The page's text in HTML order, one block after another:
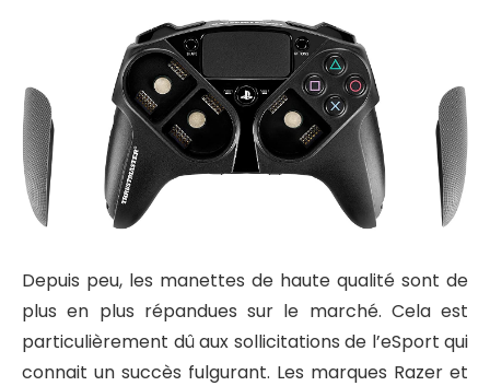
Depuis peu, les manettes de haute qualité sont de
plus en plus répandues sur le marché. Cela est
particulièrement dû aux sollicitations de l’eSport qui
connait un succès fulgurant. Les marques Razer et